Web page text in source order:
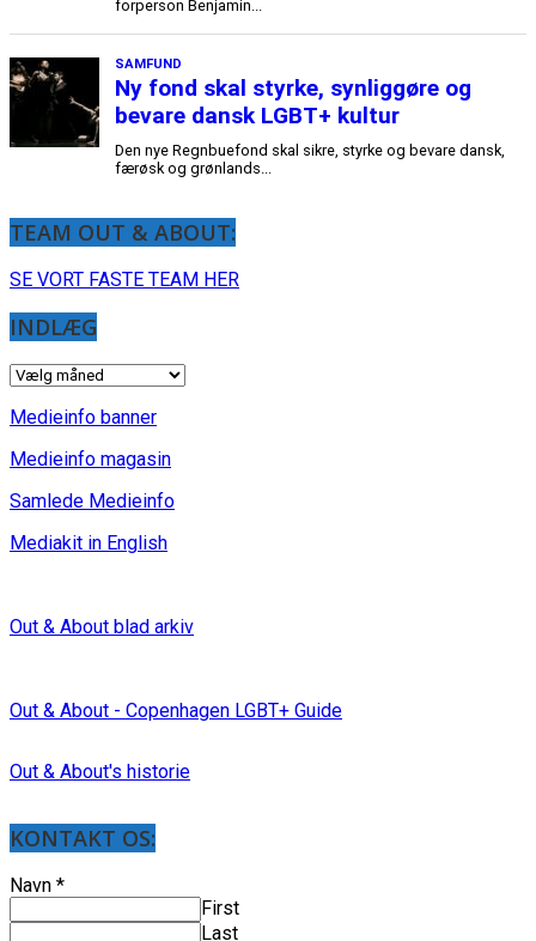
TEAM OUT & ABOUT:
SE VORT FASTE TEAM HER
INDLÆG
INDLÆG
Medieinfo banner
Medieinfo magasin
Samlede Medieinfo
Mediakit in English
Out & About blad arkiv
Out & About - Copenhagen LGBT+ Guide
Out & About's historie
KONTAKT OS:
Navn *
First
Last